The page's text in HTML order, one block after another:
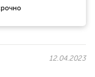
12.04.2023